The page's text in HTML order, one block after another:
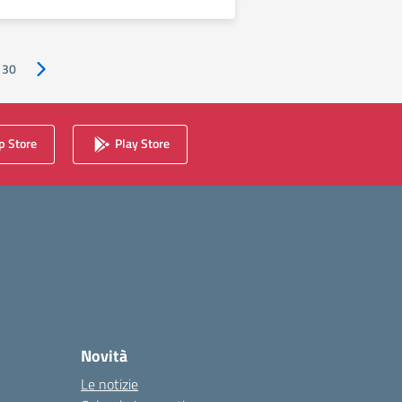
30 Pagina successiva
Store Play Store
Novità
Le notizie